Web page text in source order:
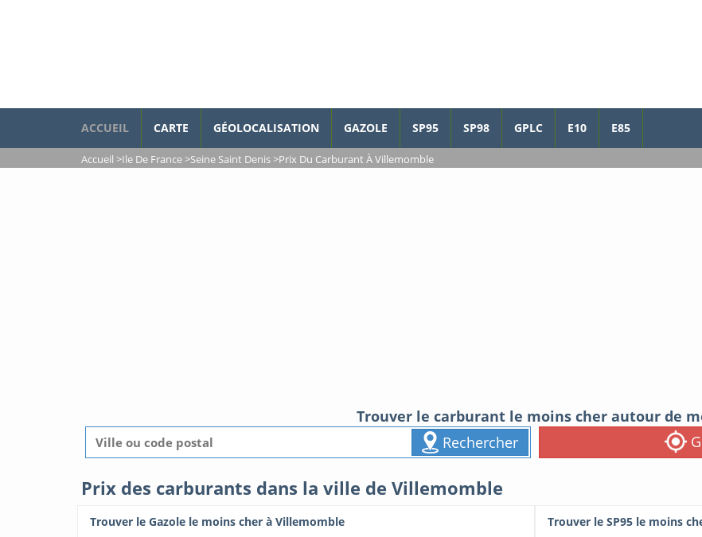
ACCUEIL CARTE GÉOLOCALISATION GAZOLE SP95 SP98 GPLC E10 E85
Accueil >Ile De France>Seine Saint Denis>Prix Du Carburant À Villemomble
Trouver le carburant le moins cher autour de
Rechercher
Prix des carburants dans la ville de Villemomble
Trouver le Gazole le moins cher à Villemomble Trouver le SP95 le moins